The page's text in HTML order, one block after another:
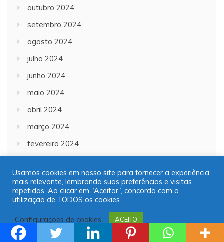
outubro 2024
setembro 2024
agosto 2024
julho 2024
junho 2024
maio 2024
abril 2024
março 2024
fevereiro 2024
dezembro 2023
novembro 2023
setembro 2023
Usamos cookies em nosso site para fornecer a experiência
mais relevante, lembrando suas preferências e visitas
repetidas. Ao clicar em “Aceitar”, concorda com a
utilização de TODOS os cookies.
Configurações de cookies ACEITO